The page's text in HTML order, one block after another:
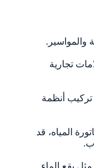
والمواسير.
تجارية
تركيب أنظمة
المياه، قد
بقع الماء